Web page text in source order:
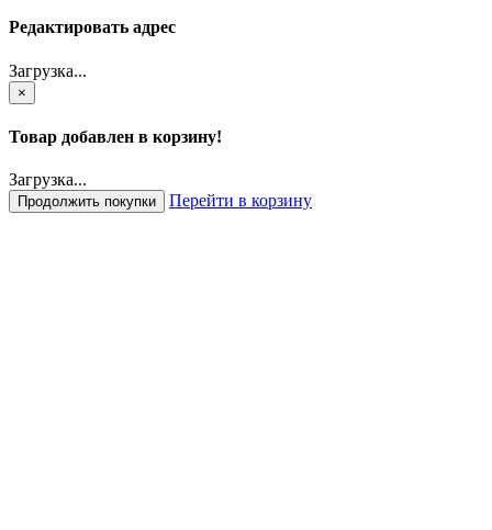
Редактировать адрес
Загрузка...
×
Товар добавлен в корзину!
Загрузка...
Продолжить покупки Перейти в корзину